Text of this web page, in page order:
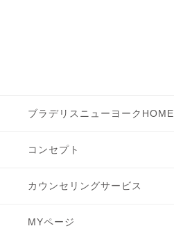
ブラデリスニューヨークHOME
コンセプト
カウンセリングサービス
MYページ